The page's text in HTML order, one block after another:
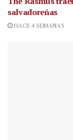
salvadoreñas
HACE 4 SEMANAS